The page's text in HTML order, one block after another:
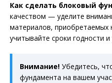
Как сделать блоковый
качеством — уделите
материалов, приобретаемых
учитывайте сроки годности
Внимание! Убедитесь,
фундамента на вашем